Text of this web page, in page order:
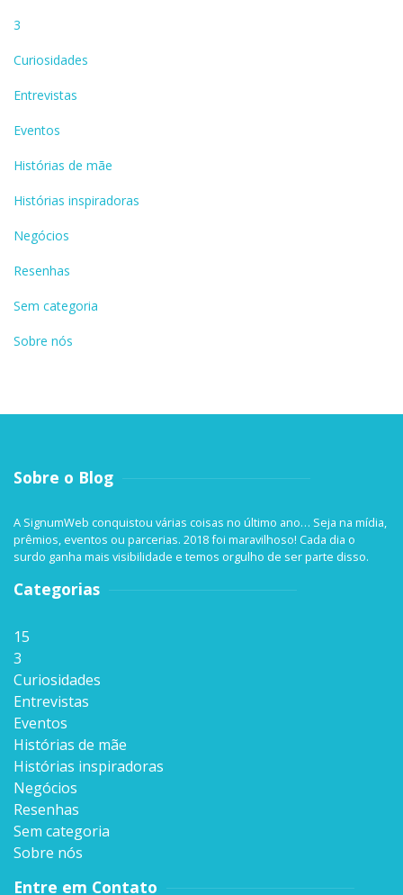
3
Curiosidades
Entrevistas
Eventos
Histórias de mãe
Histórias inspiradoras
Negócios
Resenhas
Sem categoria
Sobre nós
Sobre o Blog
A SignumWeb conquistou várias coisas no último ano… Seja na mídia,
prêmios, eventos ou parcerias. 2018 foi maravilhoso! Cada dia o
surdo ganha mais visibilidade e temos orgulho de ser parte disso.
Categorias
15
3
Curiosidades
Entrevistas
Eventos
Histórias de mãe
Histórias inspiradoras
Negócios
Resenhas
Sem categoria
Sobre nós
Entre em Contato